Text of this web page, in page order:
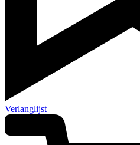
Verlanglijst